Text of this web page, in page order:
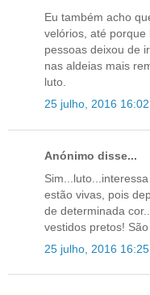
Eu também acho
velórios, até
pessoas deixou de
nas aldeias mais
luto.
25 julho, 2016 16:02
Anónimo disse...
estão vivas, pois
de determinada
vestidos pretos!
25 julho, 2016 16:25